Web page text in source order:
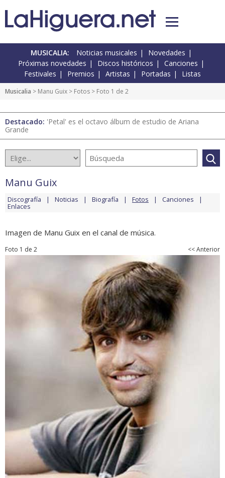
MUSICALIA: Noticias musicales
Novedades
Próximas novedades
Discos históricos
Canciones
Festivales
Premios Artistas Portadas Listas
Musicalia > Manu Guix > Fotos > Foto 1 de 2
Destacado: 'Petal' es el octavo álbum de estudio de Ariana
Grande
Manu Guix
Discografía Noticias Biografía Fotos Canciones
Enlaces
Imagen de Manu Guix en el canal de música.
Foto 1 de 2 << Anterior